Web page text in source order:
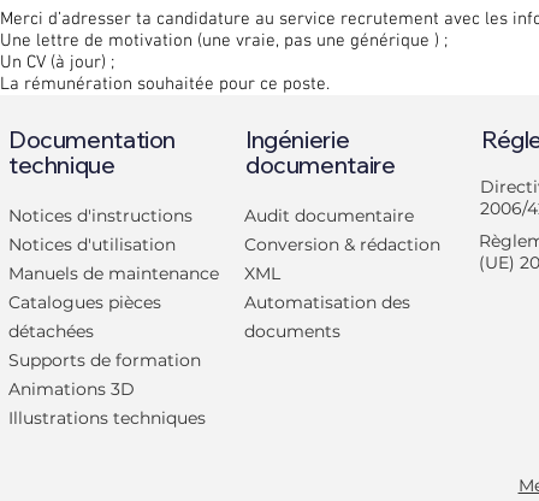
Merci d’adresser ta candidature au service recrutement avec les
Une lettre de motivation (une vraie, pas une générique ) ;
Un CV (à jour) ;
La rémunération souhaitée pour ce poste.
Documentation
technique
Notices d'instructions
Notices d'utilisation
Manuels de maintenance
Catalogues pièces
détachées
Supports de formation
Animations 3D
Illustrations techniques
Ingénierie
documentaire
Audit documentaire
Conversion & rédaction
XML
Automatisation des
documents
2006/
(UE)